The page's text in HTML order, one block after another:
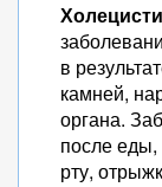
в
камней,
органа.
после еды,
рту,